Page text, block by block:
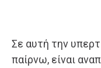
Σε αυτή την
παίρνω, είναι